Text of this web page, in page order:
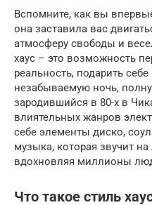
Вспомните, как вы
она заставила вас
атмосферу свободы и
хаус – это возможность
реальность, подарить
незабываемую ночь,
зародившийся в 80-х в
влиятельных жанров
себе элементы диско,
музыка, которая звучит
вдохновляя миллионы
Что такое стиль